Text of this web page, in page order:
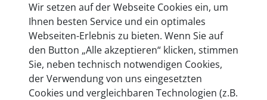
entwickeln wir unsere Produkte am Standort in
Berlin laufend weiter. Auf diese Qualität vertrauen
heute mehr als 60.000 Privatkunden und
Unternehmen.
Wir setzen auf der Webseite Cookies ein, um
Ihnen besten Service und ein optimales
Webseiten-Erlebnis zu bieten. Wenn Sie auf
den Button „Alle akzeptieren“ klicken, stimmen
Sie, neben technisch notwendigen Cookies,
der Verwendung von uns eingesetzten
Cookies und vergleichbaren Technologien (z.B.